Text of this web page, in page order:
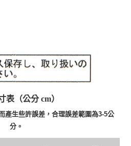
表（公分 cm）
產生些許誤差，合理誤差範圍為3-5公
分。